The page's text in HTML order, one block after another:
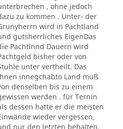
, ohne jedoch
zu kommen . Unter- der
wird in Pachtland
gutsherrliches EigenDas
Pachtlnnd Dauern wird
bisher oder von
unter vertheilt. Das
innegchabto Land muß
denselben bis zu einem
werden . für Ternin
dessen hatte er die meisten
wieder vergessen,
nur den letzten behalten.